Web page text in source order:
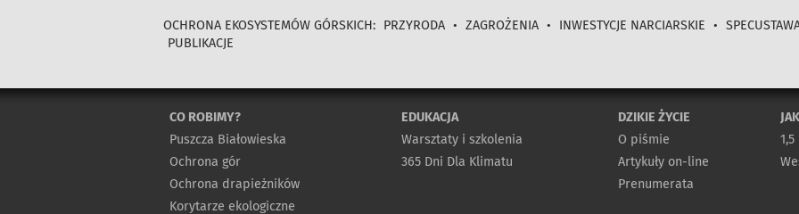
OCHRONA EKOSYSTEMÓW GÓRSKICH: PRZYRODA • ZAGROŻENIA • INWESTYCJE NARCIARSKIE •
PUBLIKACJE
CO ROBIMY?
Puszcza Białowieska
Ochrona gór
Ochrona drapieżników
Korytarze ekologiczne
EDUKACJA
Warsztaty i szkolenia
365 Dni Dla Klimatu
DZIKIE ŻYCIE
O piśmie
Artykuły on-line
Prenumerata